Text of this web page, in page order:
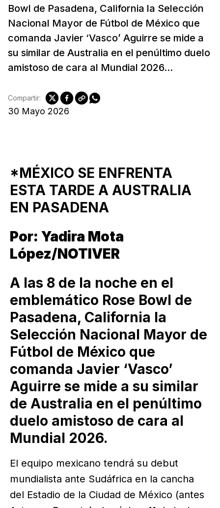
Bowl de Pasadena, California la Selección
Nacional Mayor de Fútbol de México que
comanda Javier ‘Vasco’ Aguirre se mide a
su similar de Australia en el penúltimo duelo
amistoso de cara al Mundial 2026...
30 Mayo 2026
Compartir:
*MÉXICO SE ENFRENTA
ESTA TARDE A AUSTRALIA
EN PASADENA
Por: Yadira Mota
López/NOTIVER
A las 8 de la noche en el
emblemático Rose Bowl de
Pasadena, California la
Selección Nacional Mayor de
Fútbol de México que
comanda Javier ‘Vasco’
Aguirre se mide a su similar
de Australia en el penúltimo
duelo amistoso de cara al
Mundial 2026.
El equipo mexicano tendrá su debut
mundialista ante Sudáfrica en la cancha
del Estadio de la Ciudad de México (antes